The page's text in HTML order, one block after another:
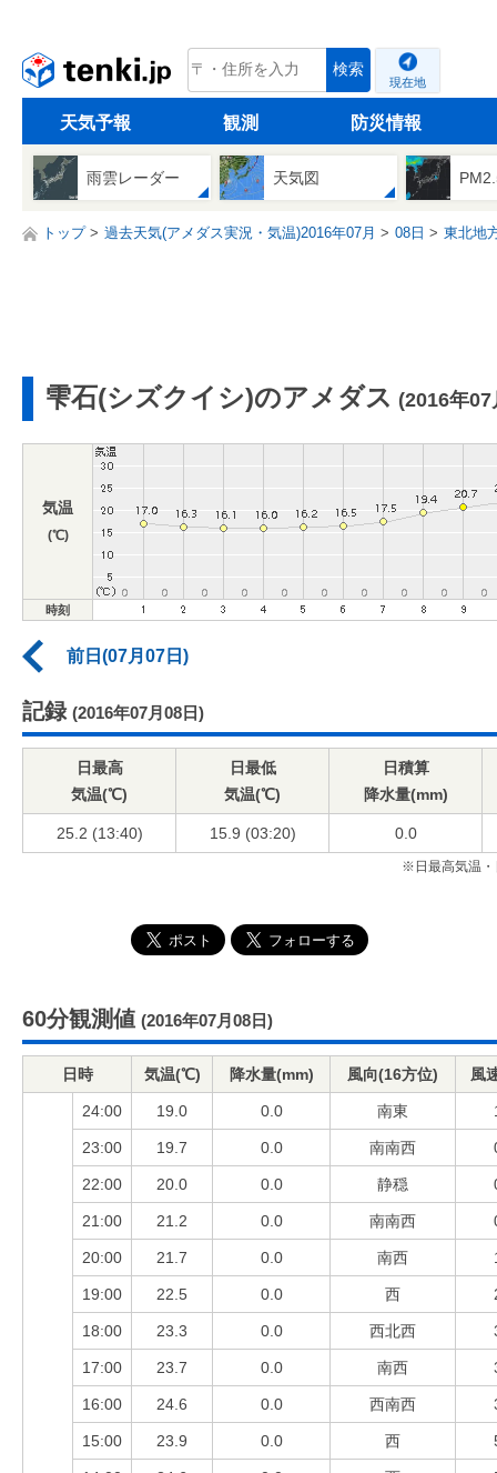
tenki.jp 検索
現在地
天気予報 観測 防災情報
雨雲レーダー 天気図
トップ 過去天気(アメダス実況・気温)2016年07月 08日 東北地
雫石(シズクイシ)のアメダス (2016年07
気温
(℃)
時刻
前日(07月07日)
記録 (2016年07月08日)
日最高
気温(℃)
日最低
気温(℃)
日積算
降水量(mm)
25.2 (13:40) 15.9 (03:20) 0.0
※日最高気温・
60分観測値 (2016年07月08日)
日時 気温(℃) 降水量(mm) 風向(16方位) 風
24:00 19.0 0.0 南東
23:00 19.7 0.0 南南西
22:00 20.0 0.0 静穏
21:00 21.2 0.0 南南西
20:00 21.7 0.0 南西
19:00 22.5 0.0 西
18:00 23.3 0.0 西北西
17:00 23.7 0.0 南西
16:00 24.6 0.0 西南西
15:00 23.9 0.0 西